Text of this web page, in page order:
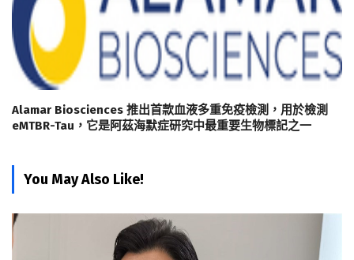
Alamar Biosciences 推出首款血液多重免疫檢測，用於檢測
eMTBR-Tau，它是阿茲海默症研究中最重要生物標記之一
You May Also Like!